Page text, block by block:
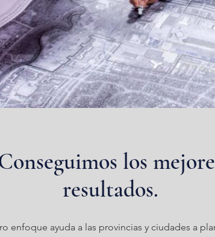
los
resultados.
enfoque ayuda a las provincias y ciudades a